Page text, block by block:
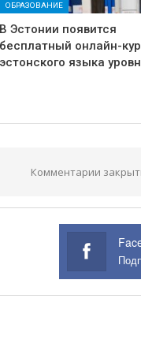
ОБРАЗОВАНИЕ
В Эстонии появится
бесплатный онлайн-
эстонского языка
Комментарии